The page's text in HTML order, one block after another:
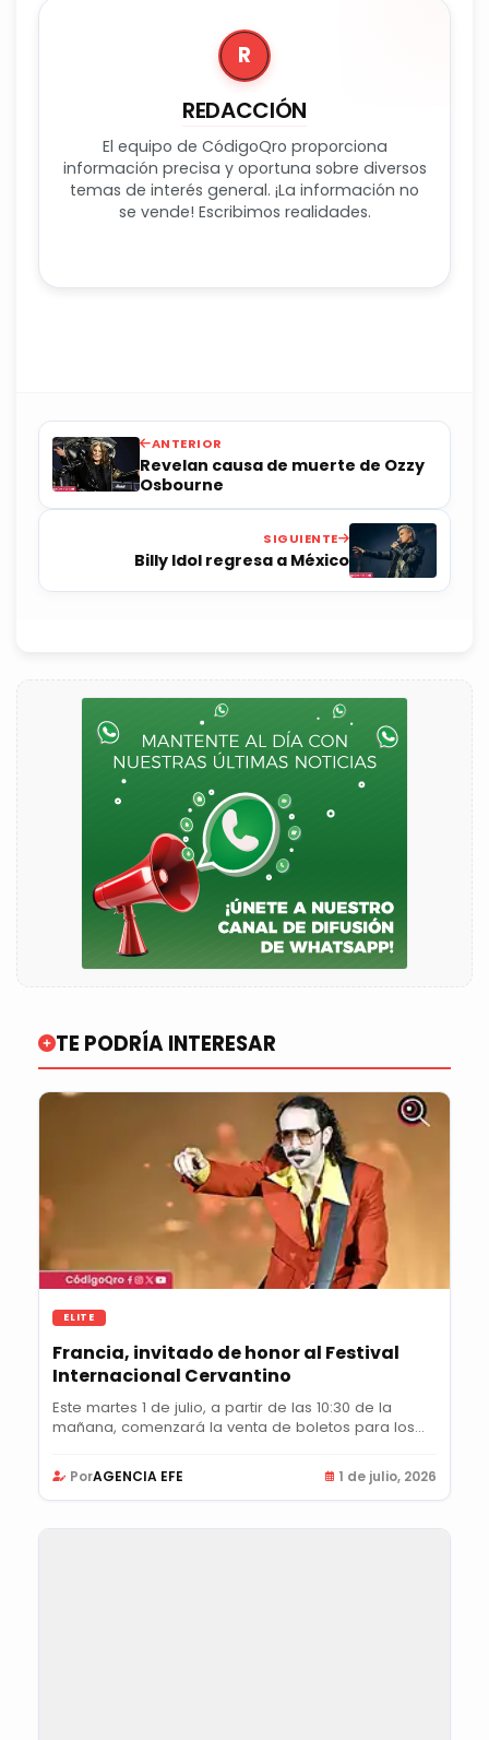
R
REDACCIÓN
El equipo de CódigoQro proporciona
información precisa y oportuna sobre diversos
temas de interés general. ¡La información no
se vende! Escribimos realidades.
ANTERIOR
Revelan causa de muerte de Ozzy
Osbourne
SIGUIENTE
Billy Idol regresa a México
TE PODRÍA INTERESAR
ELITE
Francia, invitado de honor al Festival
Internacional Cervantino
Este martes 1 de julio, a partir de las 10:30 de la
mañana, comenzará la venta de boletos para los...
PorAGENCIA EFE 1 de julio, 2026